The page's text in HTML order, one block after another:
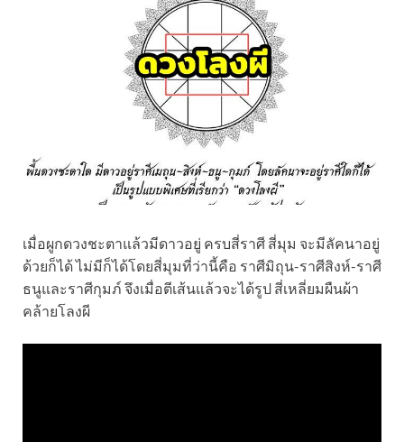
เมื่อผูกดวงชะตาแล้วมีดาวอยู่ ครบสี่ราศี สี่มุม จะมีลัคนาอยู่
ด้วยก็ได้ ไม่มีก็ได้โดยสี่มุมที่ว่านี้คือ ราศีมิถุน-ราศีสิงห์-ราศี
ธนูและราศีกุมภ์ จึงเมื่อตีเส้นแล้วจะได้รูป สี่เหลี่ยมผืนผ้า
คล้ายโลงผี